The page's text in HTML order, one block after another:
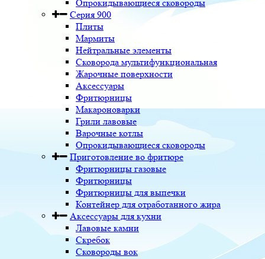
Опрокидывающиеся сковороды
Серия 900
Плиты
Мармиты
Нейтральные элементы
Сковорода мультифункциональная
Жарочные поверхности
Аксессуары
Фритюрницы
Макароноварки
Грили лавовые
Варочные котлы
Опрокидывающиеся сковороды
Приготовление во фритюре
Фритюрницы газовые
Фритюрницы
Фритюрницы для выпечки
Контейнер для отработанного жира
Аксессуары для кухни
Лавовые камни
Скребок
Сковороды вок